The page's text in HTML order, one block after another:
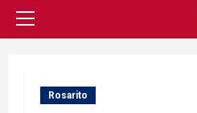
Menú
Rosarito